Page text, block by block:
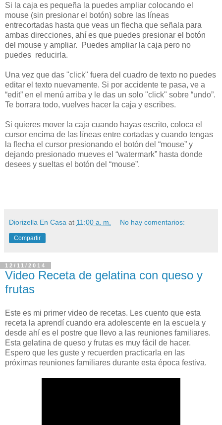
Si la caja es pequeña la puedes ampliar colocando el
mouse (sin presionar el botón) sobre las líneas
entrecortadas hasta que veas un flecha que señala para
ambas direcciones, ahí es que puedes presionar el botón
del mouse y ampliar. Puedes ampliar la caja pero no
puedes reducirla.
Una vez que das "click" fuera del cuadro de texto no puedes
editar el texto nuevamente. Si por accidente te pasa, ve a
“edit” en el menú arriba y le das un solo "click" sobre “undo”.
Te borrara todo, vuelves hacer la caja y escribes.
Si quieres mover la caja cuando hayas escrito, coloca el
cursor encima de las líneas entre cortadas y cuando tengas
la flecha el cursor presionando el botón del “mouse” y
dejando presionado mueves el “watermark” hasta donde
desees y sueltas el botón del “mouse”.
Diorizella En Casa at 11:00 a. m. No hay comentarios:
Compartir
12/11/2014
Video Receta de gelatina con queso y
frutas
Este es mi primer video de recetas. Les cuento que esta
receta la aprendí cuando era adolescente en la escuela y
desde ahí es el postre que llevo a las reuniones familiares.
Esta gelatina de queso y frutas es muy fácil de hacer.
Espero que les guste y recuerden practicarla en las
próximas reuniones familiares durante esta época festiva.